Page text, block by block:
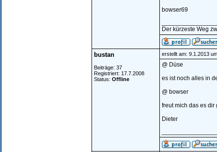
bowser69
Der kürzeste Weg
bustan
Beiträge: 37
Registriert: 17.7.2008
Status: Offline
erstellt am: 9.1.2013
@ Düse
es ist noch alles in
@ bowser
freut mich das es dir
Dieter